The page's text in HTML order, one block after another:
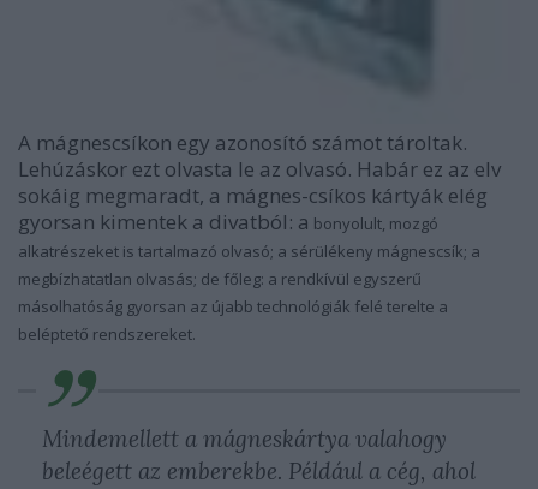
A mágnescsíkon egy azonosító számot tároltak.
Lehúzáskor ezt olvasta le az olvasó. Habár ez az elv
sokáig megmaradt, a mágnes-csíkos kártyák elég
gyorsan kimentek a divatból: a bonyolult, mozgó
alkatrészeket is tartalmazó olvasó; a sérülékeny mágnescsík; a
megbízhatatlan olvasás; de főleg: a rendkívül egyszerű
másolhatóság gyorsan az újabb technológiák felé terelte a
beléptető rendszereket.
Mindemellett a mágneskártya valahogy
beleégett az emberekbe. Például a cég, ahol